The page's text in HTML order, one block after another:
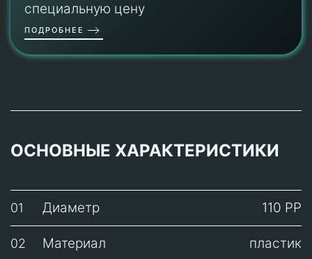
специальную цену
ПОДРОБНЕЕ
ОСНОВНЫЕ ХАРАКТЕРИСТИКИ
01 Диаметр 110 PP
02 Материал пластик